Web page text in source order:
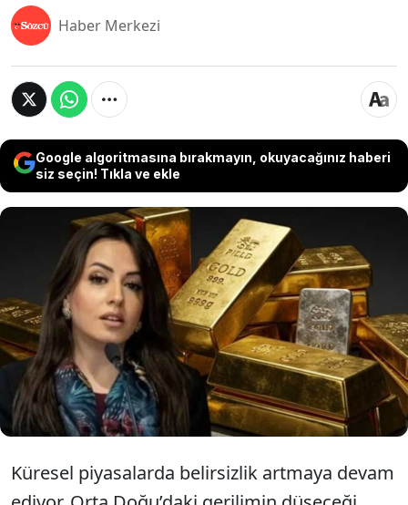
Haber Merkezi
Google algoritmasına bırakmayın, okuyacağınız haberi
siz seçin! Tıkla ve ekle
Küresel piyasalar, ABD-Çin görüşmelerinden
beklenen sonucun çıkmaması ve Hürmüz
Boğazı’nın kapalı kalacağı endişesiyle sarsılıyor.
Doç. Dr. Filiz Eryılmaz, piyasalarda yeni bir rengin
fiyatlamasının başladığını belirterek, altın ve
gümüş için kritik bir yol ayrımına gelindiğini
belirtti.
Küresel piyasalarda belirsizlik artmaya devam